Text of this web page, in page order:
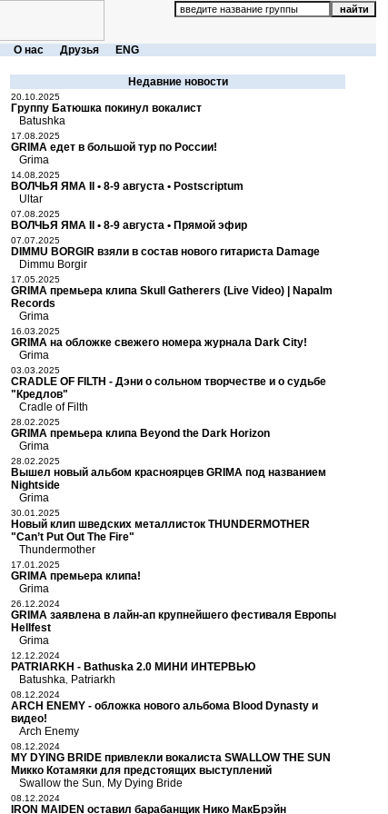
О нас Друзья ENG
Недавние новости
20.10.2025
Группу Батюшка покинул вокалист
Batushka
17.08.2025
GRIMA едет в большой тур по России!
Grima
14.08.2025
ВОЛЧЬЯ ЯМА II • 8-9 августа • Postscriptum
Ultar
07.08.2025
ВОЛЧЬЯ ЯМА II • 8-9 августа • Прямой эфир
07.07.2025
DIMMU BORGIR взяли в состав нового гитариста Damage
Dimmu Borgir
17.05.2025
GRIMA премьера клипа Skull Gatherers (Live Video) | Napalm
Records
Grima
16.03.2025
GRIMA на обложке свежего номера журнала Dark City!
Grima
03.03.2025
CRADLE OF FILTH - Дэни о сольном творчестве и о судьбе
"Кредлов"
Cradle of Filth
28.02.2025
GRIMA премьера клипа Beyond the Dark Horizon
Grima
28.02.2025
Вышел новый альбом красноярцев GRIMA под названием
Nightside
Grima
30.01.2025
Новый клип шведских металлисток THUNDERMOTHER
"Can’t Put Out The Fire"
Thundermother
17.01.2025
GRIMA премьера клипа!
Grima
26.12.2024
GRIMA заявлена в лайн-ап крупнейшего фестиваля Европы
Hellfest
Grima
12.12.2024
PATRIARKH - Bathuska 2.0 МИНИ ИНТЕРВЬЮ
Batushka Patriarkh
08.12.2024
ARCH ENEMY - обложка нового альбома Blood Dynasty и
видео!
Arch Enemy
08.12.2024
MY DYING BRIDE привлекли вокалиста SWALLOW THE SUN
Микко Котамяки для предстоящих выступлений
Swallow the Sun
My Dying Bride
08.12.2024
IRON MAIDEN оставил барабанщик Нико МакБрэйн